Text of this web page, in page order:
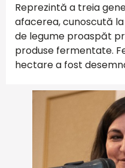
Reprezintă a treia
afacerea, cunoscută
de legume proaspăt
produse fermentate.
hectare a fost